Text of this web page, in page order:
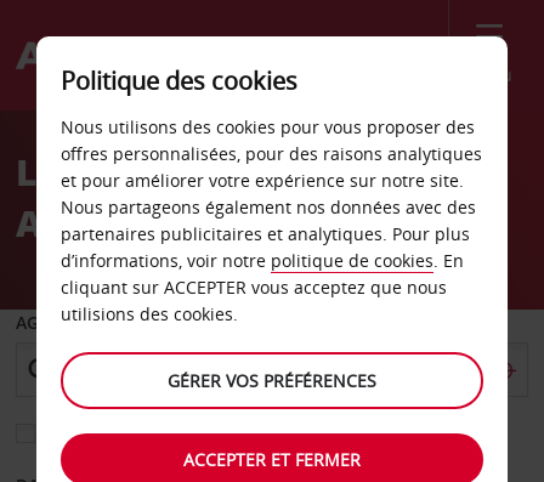
Menu
Welcome
AvisLocation de voiture Gare
AVE de Tarragone
AGENCE DE DÉPART
Sélectionnez une autre agence de retour
Politique des cookies
Nous utilisons des cookies pour vous proposer des
offres personnalisées, pour des raisons analytiques
et pour améliorer votre expérience sur notre site.
Nous partageons également nos données avec des
partenaires publicitaires et analytiques. Pour plus
d’informations, voir notre politique de cookies. En
cliquant sur ACCEPTER vous acceptez que nous
utilisions des cookies.
GÉRER VOS PRÉFÉRENCES
ACCEPTER ET FERMER